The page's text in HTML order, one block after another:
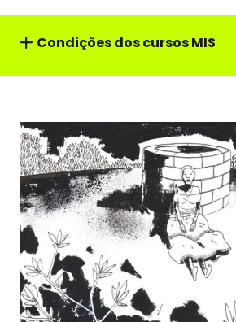
Condições dos cursos MIS